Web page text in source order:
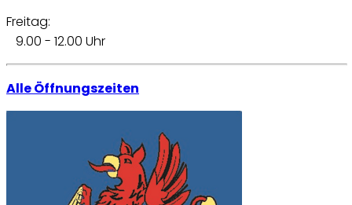
Freitag:
9.00 - 12.00 Uhr
Alle Öffnungszeiten